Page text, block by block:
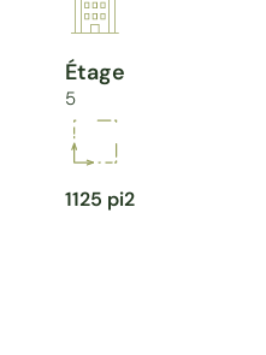
Étage
5
1125 pi2